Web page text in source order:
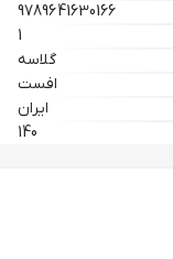
9789641630166
1
گلاسه
افست
ایران
140